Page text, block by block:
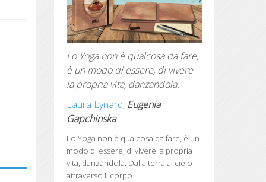
Lo Yoga non è qualcosa da fare,
è un modo di essere, di vivere
la propria vita, danzandola.
Laura Eynard, Eugenia
Gapchinska
Lo Yoga non è qualcosa da fare, è un
modo di essere, di vivere la propria
vita, danzandola. Dalla terra al cielo
attraverso il corpo.